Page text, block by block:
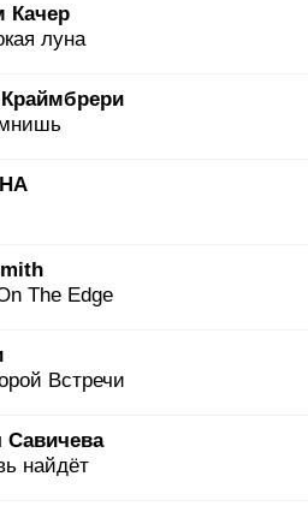
Качер
луна
The Edge
Встречи
найдёт